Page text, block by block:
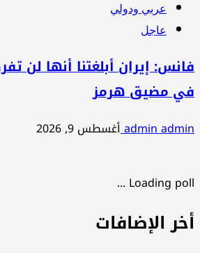
عربي ودولي
عاجل
فانس: إيران أبلغتنا أنها لن
في مضيق هرمز
admin adminأغسطس 9, 2026
Loading poll ...
أخر الإضافات